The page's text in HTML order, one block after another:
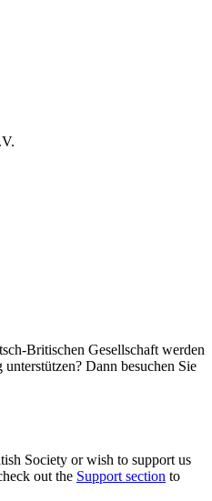
Britischen Gesellschaft werden
Dann besuchen Sie
Society or wish to support us
out the Support section to